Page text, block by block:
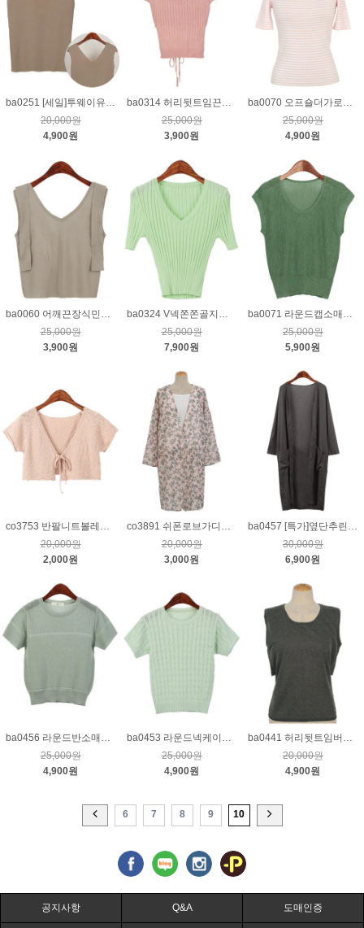
ba0251 [세일]투웨이유브이넥민소매니트_진베이지
20,000원
4,900원
ba0314 허리뒷트임끈니트_핑크
25,000원
3,900원
ba0070 오프숄더가로줄니트_핑크
25,000원
4,900원
ba0060 어깨끈장식민소매니트_베이지
25,000원
3,900원
ba0324 V넥쫀쫀골지반팔니트_그린
25,000원
7,900원
ba0071 라운드캡소매니트나시_그린
25,000원
5,900원
co3753 반팔니트볼레로_핑크
20,000원
2,000원
co3891 쉬폰로브가디건_핑크
20,000원
3,000원
ba0457 [특가]옆단추린넨오픈가디건_차콜
30,000원
6,900원
ba0456 라운드반소매니트_민트
25,000원
4,900원
ba0453 라운드넥케이블니트_민트
25,000원
4,900원
ba0441 허리뒷트임버튼민소매니트_차콜
20,000원
4,900원
6 7 8 9 10
공지사항 Q&A 도매인증